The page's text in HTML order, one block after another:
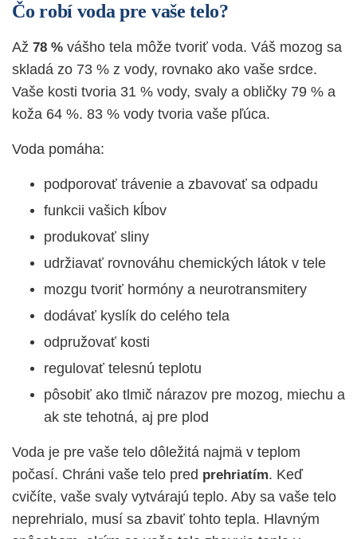
Čo robí voda pre vaše telo?
Až 78 % vášho tela môže tvoriť voda. Váš mozog sa
skladá zo 73 % z vody, rovnako ako vaše srdce.
Vaše kosti tvoria 31 % vody, svaly a obličky 79 % a
koža 64 %. 83 % vody tvoria vaše pľúca.
Voda pomáha:
podporovať trávenie a zbavovať sa odpadu
funkcii vašich kĺbov
produkovať sliny
udržiavať rovnováhu chemických látok v tele
mozgu tvoriť hormóny a neurotransmitery
dodávať kyslík do celého tela
odpružovať kosti
regulovať telesnú teplotu
pôsobiť ako tlmič nárazov pre mozog, miechu a
ak ste tehotná, aj pre plod
Voda je pre vaše telo dôležitá najmä v teplom
počasí. Chráni vaše telo pred prehriatím. Keď
cvičíte, vaše svaly vytvárajú teplo. Aby sa vaše telo
neprehrialo, musí sa zbaviť tohto tepla. Hlavným